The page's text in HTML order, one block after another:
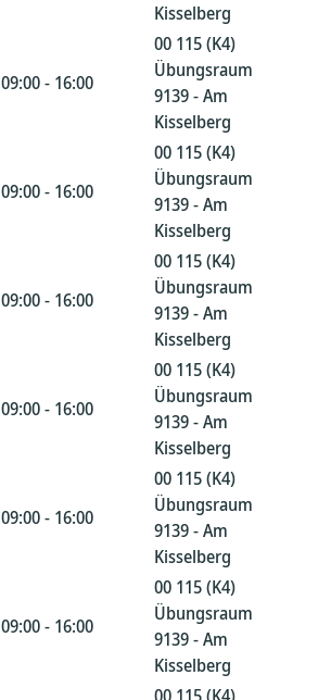
Kisselberg
09:00 - 16:00
00 115 (K4)
Übungsraum
9139 - Am
Kisselberg
09:00 - 16:00
00 115 (K4)
Übungsraum
9139 - Am
Kisselberg
09:00 - 16:00
00 115 (K4)
Übungsraum
9139 - Am
Kisselberg
09:00 - 16:00
00 115 (K4)
Übungsraum
9139 - Am
Kisselberg
09:00 - 16:00
00 115 (K4)
Übungsraum
9139 - Am
Kisselberg
09:00 - 16:00
00 115 (K4)
Übungsraum
9139 - Am
Kisselberg